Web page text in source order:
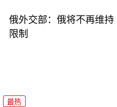
俄外交部：俄将不再维
限制
最热